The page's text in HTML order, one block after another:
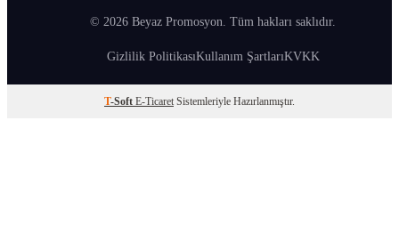
© 2026 Beyaz Promosyon. Tüm hakları saklıdır.
Gizlilik PolitikasıKullanım ŞartlarıKVKK
T-Soft E-Ticaret Sistemleriyle Hazırlanmıştır.